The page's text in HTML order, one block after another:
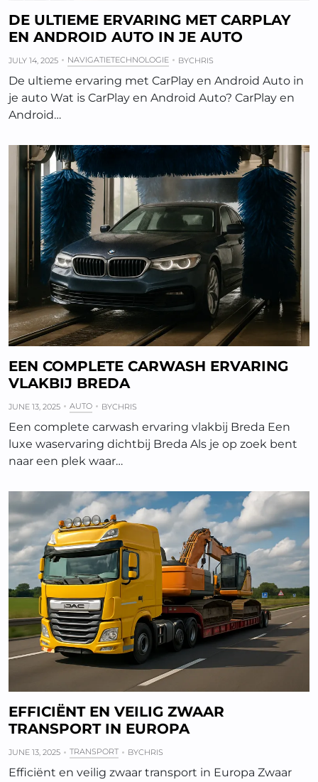
DE ULTIEME ERVARING MET CARPLAY
EN ANDROID AUTO IN JE AUTO
JULY 14, 2025 NAVIGATIETECHNOLOGIE BYCHRIS
De ultieme ervaring met CarPlay en Android Auto in
je auto Wat is CarPlay en Android Auto? CarPlay en
Android…
EEN COMPLETE CARWASH ERVARING
VLAKBIJ BREDA
JUNE 13, 2025 AUTO BYCHRIS
Een complete carwash ervaring vlakbij Breda Een
luxe waservaring dichtbij Breda Als je op zoek bent
naar een plek waar…
EFFICIËNT EN VEILIG ZWAAR
TRANSPORT IN EUROPA
JUNE 13, 2025 TRANSPORT BYCHRIS
Efficiënt en veilig zwaar transport in Europa Zwaar